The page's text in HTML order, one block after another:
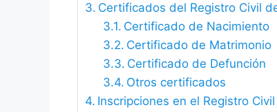
Certificados del Registro Civil
Certificado de Nacimiento
Certificado de Matrimonio
Certificado de Defunción
Otros certificados
Inscripciones en el Registro